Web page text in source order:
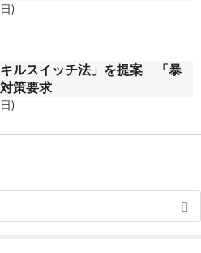
)
ルスイッチ法」を提案 「暴
策要求
)